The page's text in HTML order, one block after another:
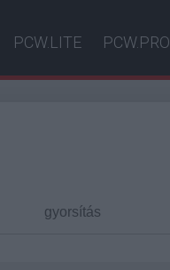
PCW.LITE PCW.PRO